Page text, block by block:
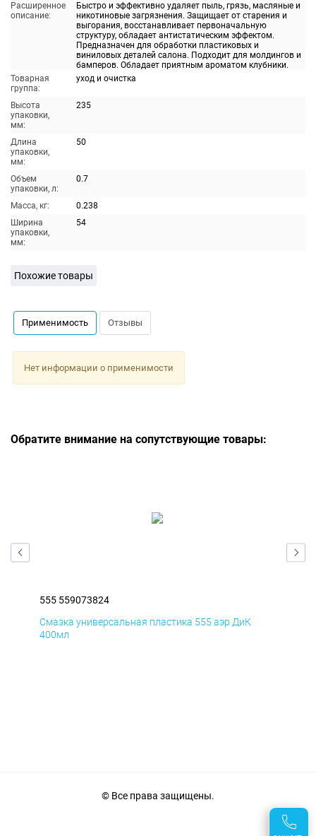
Расширенное
описание:
Быстро и эффективно удаляет пыль, грязь, масляные и
никотиновые загрязнения. Защищает от старения и
выгорания, восстанавливает первоначальную
структуру, обладает антистатическим эффектом.
Предназначен для обработки пластиковых и
виниловых деталей салона. Подходит для молдингов и
бамперов. Обладает приятным ароматом клубники.
Товарная
группа:
уход и очистка
Высота
упаковки,
мм:
235
Длина
упаковки,
мм:
50
Объем
упаковки, л:
0.7
Масса, кг:
0.238
Ширина
упаковки,
мм:
54
Похожие товары
Применимость Отзывы
Нет информации о применимости
Обратите внимание на сопутствующие товары:
555 559073824
Смазка универсальная пластика 555 аэр ДиК
400мл
© Все права защищены.